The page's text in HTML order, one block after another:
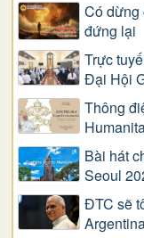
Có dừng
đứng lại
Trực
Đại Hội
Thông
Bài hát
Seoul
ĐTC sẽ